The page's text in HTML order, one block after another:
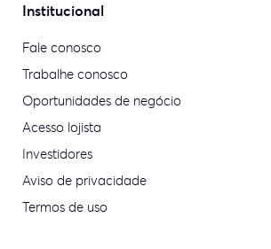
Institucional
Fale conosco
Trabalhe conosco
Oportunidades de negócio
Acesso lojista
Investidores
Aviso de privacidade
Termos de uso